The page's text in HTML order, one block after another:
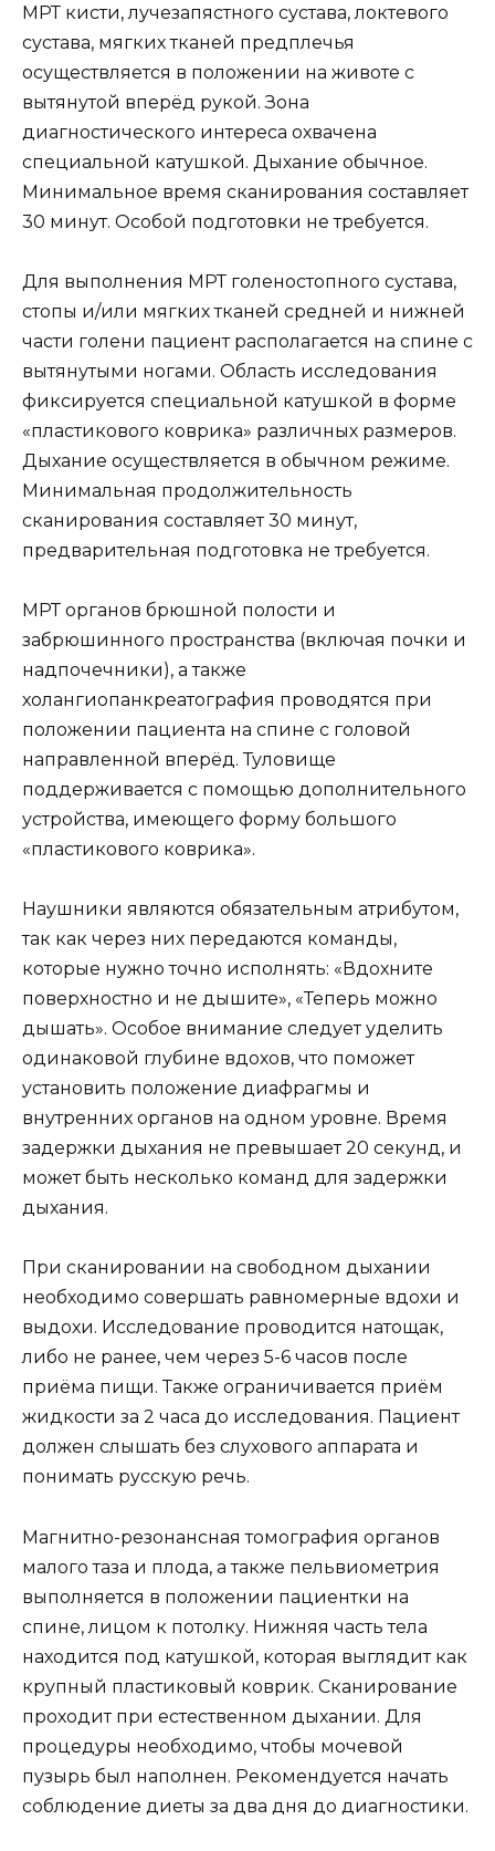
МРТ кисти, лучезапястного сустава, локтевого
сустава, мягких тканей предплечья
осуществляется в положении на животе с
вытянутой вперёд рукой. Зона
диагностического интереса охвачена
специальной катушкой. Дыхание обычное.
Минимальное время сканирования составляет
30 минут. Особой подготовки не требуется.
Для выполнения МРТ голеностопного сустава,
стопы и/или мягких тканей средней и нижней
части голени пациент располагается на спине с
вытянутыми ногами. Область исследования
фиксируется специальной катушкой в форме
«пластикового коврика» различных размеров.
Дыхание осуществляется в обычном режиме.
Минимальная продолжительность
сканирования составляет 30 минут,
предварительная подготовка не требуется.
МРТ органов брюшной полости и
забрюшинного пространства (включая почки и
надпочечники), а также
холангиопанкреатография проводятся при
положении пациента на спине с головой
направленной вперёд. Туловище
поддерживается с помощью дополнительного
устройства, имеющего форму большого
«пластикового коврика».
Наушники являются обязательным атрибутом,
так как через них передаются команды,
которые нужно точно исполнять: «Вдохните
поверхностно и не дышите», «Теперь можно
дышать». Особое внимание следует уделить
одинаковой глубине вдохов, что поможет
установить положение диафрагмы и
внутренних органов на одном уровне. Время
задержки дыхания не превышает 20 секунд, и
может быть несколько команд для задержки
дыхания.
При сканировании на свободном дыхании
необходимо совершать равномерные вдохи и
выдохи. Исследование проводится натощак,
либо не ранее, чем через 5-6 часов после
приёма пищи. Также ограничивается приём
жидкости за 2 часа до исследования. Пациент
должен слышать без слухового аппарата и
понимать русскую речь.
Магнитно-резонансная томография органов
малого таза и плода, а также пельвиометрия
выполняется в положении пациентки на
спине, лицом к потолку. Нижняя часть тела
находится под катушкой, которая выглядит как
крупный пластиковый коврик. Сканирование
проходит при естественном дыхании. Для
процедуры необходимо, чтобы мочевой
пузырь был наполнен. Рекомендуется начать
соблюдение диеты за два дня до диагностики.